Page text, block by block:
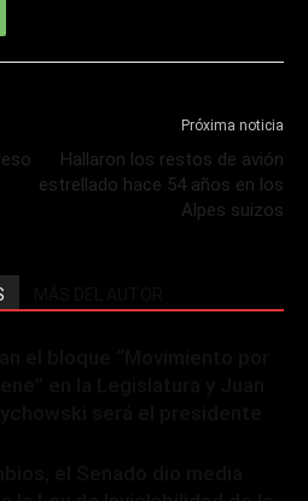
Próxima noticia
Hallaron los restos de avión
estrellado hace 54 años en los
Alpes suizos